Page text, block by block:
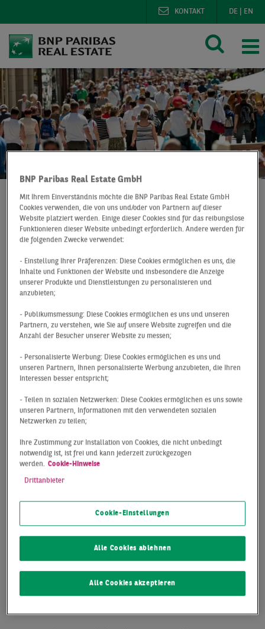
DE EN
KONTAKT
BNP Paribas Real Estate
Märkte im digitalen Überblick
Footfall Dashboard
Footfall Dashboard
Das Auf und Ab seit Beginn der Corona-Pandemie
spiegelt sich in kaum einem Indikator so anschaulich
Innenstadtlagen, deren Verlauf phasenweise einer
Achterbahnfahrt glich. Während der Lockdowns wurden
dazwischen aber auch immer wieder sehr schnell
erholten. Die rasche Erholungsgeschwindigkeit der
Rahmenbedingungen, spricht eindeutig dafür, dass der
stationäre Einzelhandel weiter stark angenommen wird
und ist ein positives Signal für die zukünftige
BNP Paribas Real Estate GmbH
Mit Ihrem Einverständnis möchte die BNP Paribas Real Estate GmbH
Cookies verwenden, die von uns und/oder von Partnern auf dieser
Website platziert werden. Einige dieser Cookies sind für das reibungslose
Funktionieren dieser Website unbedingt erforderlich. Andere werden für
die folgenden Zwecke verwendet:
- Einstellung Ihrer Präferenzen: Diese Cookies ermöglichen es uns, die
Inhalte und Funktionen der Website und insbesondere die Anzeige
unserer Produkte und Dienstleistungen zu personalisieren und
anzubieten;
- Publikumsmessung: Diese Cookies ermöglichen es uns und unseren
Partnern, zu verstehen, wie Sie auf unsere Website zugreifen und die
Anzahl der Besucher unserer Website zu messen;
- Personalisierte Werbung: Diese Cookies ermöglichen es uns und
unseren Partnern, Ihnen personalisierte Werbung anzubieten, die Ihren
Interessen besser entspricht;
- Teilen in sozialen Netzwerken: Diese Cookies ermöglichen es uns sowie
unseren Partnern, Informationen mit den verwendeten sozialen
Netzwerken zu teilen;
Ihre Zustimmung zur Installation von Cookies, die nicht unbedingt
notwendig ist, ist frei und kann jederzeit zurückgezogen
werden. Cookie-Hinweise
Drittanbieter
Cookie-Einstellungen
Alle Cookies ablehnen
Alle Cookies akzeptieren